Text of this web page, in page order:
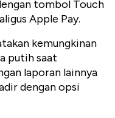
tombol Touch
Apple Pay.
kemungkinan
putih saat
laporan lainnya
dengan opsi